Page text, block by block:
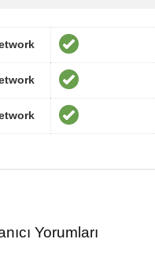
Yorumları